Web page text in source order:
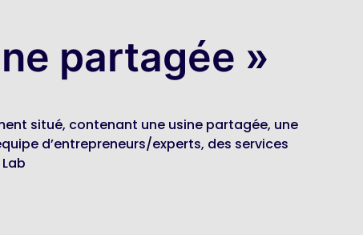
partagée »
situé, contenant une usine partagée, une
d’entrepreneurs/experts, des services